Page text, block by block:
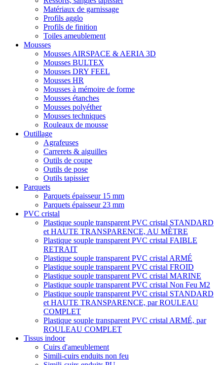
Matériaux de garnissage
Profils agglo
Profils de finition
Toiles ameublement
Mousses
Mousses AIRSPACE & AERIA 3D
Mousses BULTEX
Mousses DRY FEEL
Mousses HR
Mousses à mémoire de forme
Mousses étanches
Mousses polyéther
Mousses techniques
Rouleaux de mousse
Outillage
Agrafeuses
Carrerets & aiguilles
Outils de coupe
Outils de pose
Outils tapissier
Parquets
Parquets épaisseur 15 mm
Parquets épaisseur 23 mm
PVC cristal
Plastique souple transparent PVC cristal STANDARD
et HAUTE TRANSPARENCE, AU MÈTRE
Plastique souple transparent PVC cristal FAIBLE
RETRAIT
Plastique souple transparent PVC cristal ARMÉ
Plastique souple transparent PVC cristal FROID
Plastique souple transparent PVC cristal MARINE
Plastique souple transparent PVC cristal Non Feu M2
Plastique souple transparent PVC cristal STANDARD
et HAUTE TRANSPARENCE, par ROULEAU
COMPLET
Plastique souple transparent PVC cristal ARMÉ, par
ROULEAU COMPLET
Tissus indoor
Cuirs d'ameublement
Simili-cuirs enduits non feu